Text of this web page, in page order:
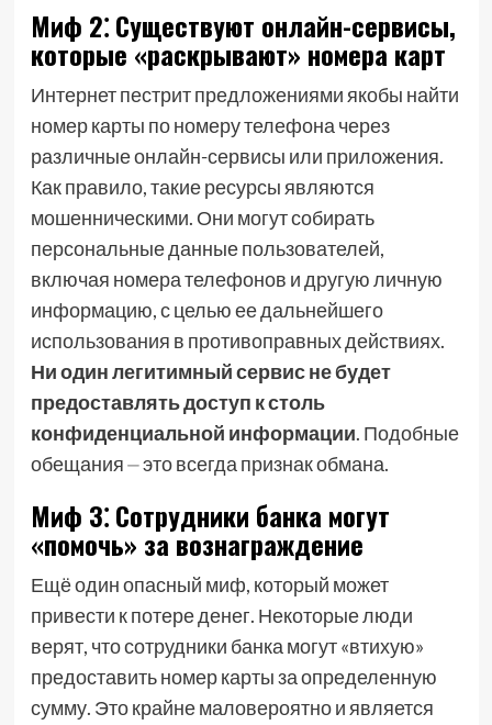
Миф 2⁚ Существуют онлайн-сервисы,
которые «раскрывают» номера карт
Интернет пестрит предложениями якобы найти
номер карты по номеру телефона через
различные онлайн-сервисы или приложения.
Как правило, такие ресурсы являются
мошенническими. Они могут собирать
персональные данные пользователей,
включая номера телефонов и другую личную
информацию, с целью ее дальнейшего
использования в противоправных действиях.
Ни один легитимный сервис не будет
предоставлять доступ к столь
конфиденциальной информации. Подобные
обещания ⏤ это всегда признак обмана.
Миф 3⁚ Сотрудники банка могут
«помочь» за вознаграждение
Ещё один опасный миф, который может
привести к потере денег. Некоторые люди
верят, что сотрудники банка могут «втихую»
предоставить номер карты за определенную
сумму. Это крайне маловероятно и является